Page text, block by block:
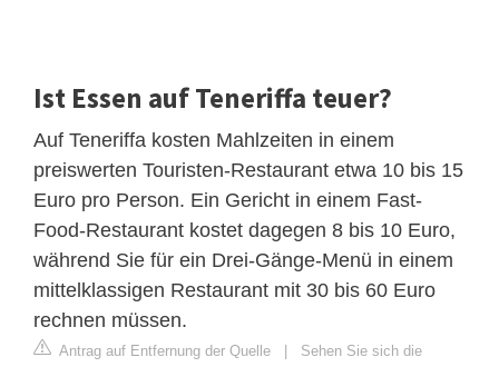
Ist Essen auf Teneriffa teuer?
Auf Teneriffa kosten Mahlzeiten in einem
preiswerten Touristen-Restaurant etwa 10 bis 15
Euro pro Person. Ein Gericht in einem Fast-
Food-Restaurant kostet dagegen 8 bis 10 Euro,
während Sie für ein Drei-Gänge-Menü in einem
mittelklassigen Restaurant mit 30 bis 60 Euro
rechnen müssen.
Antrag auf Entfernung der Quelle
Sehen Sie sich die